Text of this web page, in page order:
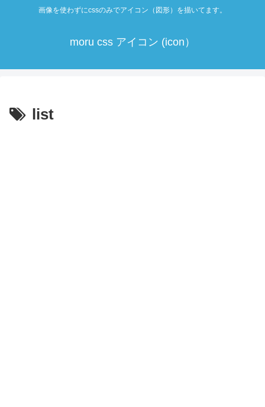
画像を使わずにcssのみでアイコン（図形）を描いてます。
moru css アイコン (icon）
list